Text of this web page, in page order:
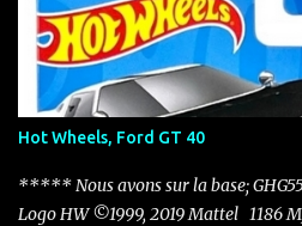
Hot Wheels, Ford GT 40
***** Nous avons sur la base; GHG55
Logo HW ©1999, 2019 Mattel 1186